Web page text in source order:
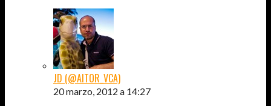
JD (@AITOR_VCA)
20 marzo, 2012 a 14:27